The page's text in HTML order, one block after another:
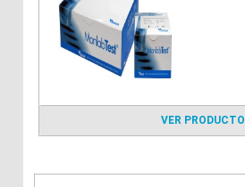
VER PRODUCTO